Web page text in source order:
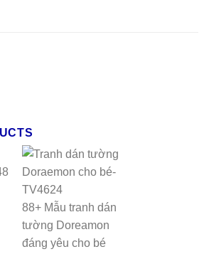
88+ Mẫu tranh dán
tường Doreamon
đáng yêu cho bé